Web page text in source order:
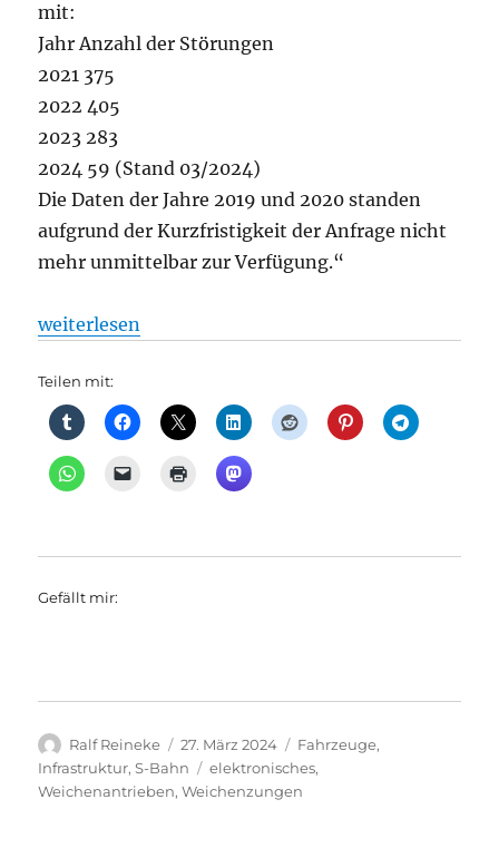
mit:
Jahr Anzahl der Störungen
2021 375
2022 405
2023 283
2024 59 (Stand 03/2024)
Die Daten der Jahre 2019 und 2020 standen
aufgrund der Kurzfristigkeit der Anfrage nicht
mehr unmittelbar zur Verfügung.“
„S-Bahn: Berliner S-Bahn: Signalstörungen im
weiterlesen
Teilen mit:
Gefällt mir:
Autor
Ralf Reineke
Veröffentlicht
am
27. März 2024 Kategorien
Fahrzeuge,
Infrastruktur,S-Bahn Schlagwörter
elektronisches,
Weichenantrieben,Weichenzungen